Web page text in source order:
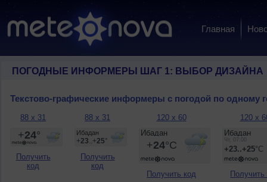
Главная
ПОГОДНЫЕ ИНФОРМЕРЫ ШАГ 1: ВЫБОР ДИЗАЙНА
Текстово-графические информеры с погодой по одному
88 x 31
Получить
код
88 x 31
Получить
код
120 x 60
Получить код
120 x
Получить